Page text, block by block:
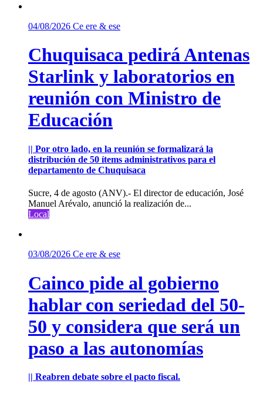
04/08/2026 Ce ere & ese
Chuquisaca pedirá Antenas
Starlink y laboratorios en
reunión con Ministro de
Educación
|| Por otro lado, en la reunión se formalizará la
distribución de 50 ítems administrativos para el
departamento de Chuquisaca
Sucre, 4 de agosto (ANV).- El director de educación, José
Manuel Arévalo, anunció la realización de...
Local
03/08/2026 Ce ere & ese
Cainco pide al gobierno
hablar con seriedad del 50-
50 y considera que será un
paso a las autonomías
|| Reabren debate sobre el pacto fiscal.